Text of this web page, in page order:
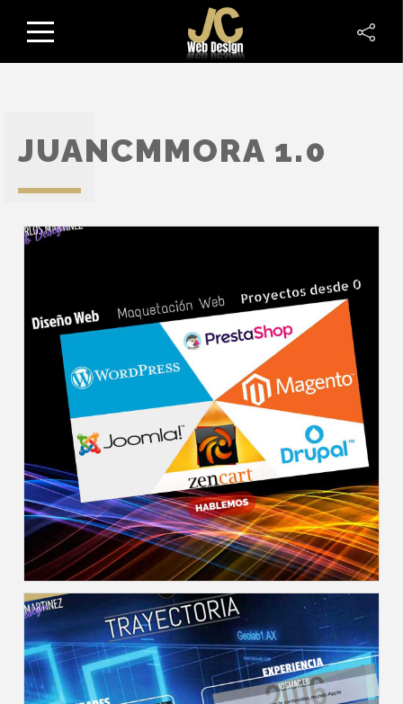
JUANCMMORA 1.0